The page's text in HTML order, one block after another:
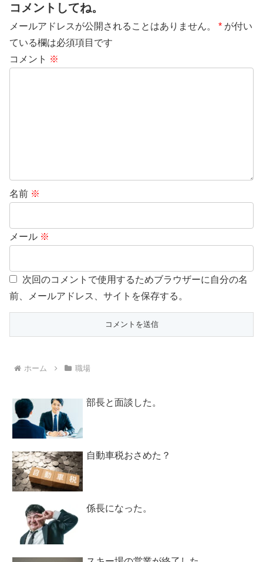
コメントしてね。
メールアドレスが公開されることはありません。 * が付い
ている欄は必須項目です
コメント ※
名前 ※
メール ※
次回のコメントで使用するためブラウザーに自分の名
前、メールアドレス、サイトを保存する。
ホーム 職場
部長と面談した。
自動車税おさめた？
係長になった。